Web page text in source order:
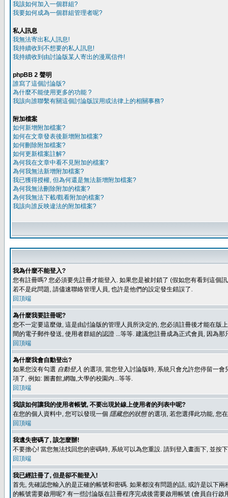
我該如何加入一個群組?
我要如何成為一個群組管理者呢?
私人訊息
我無法寄出私人訊息!
我持續收到不想要的私人訊息!
我持續收到由討論版某人寄出的漫罵信件!
phpBB 2 聲明
誰寫了這個討論版?
為什麼不能使用更多的功能 ?
我該向誰聯繫有關這個討論版誤用或法律上的相關事務?
附加檔案
如何新增附加檔案?
如何在文章發表後新增附加檔案?
如何刪除附加檔案?
如何更新檔案註解?
為何我在文章中看不見附加的檔案?
為何我無法新增附加檔案?
我已獲得授權, 但為何還是無法新增附加檔案?
為何我無法刪除附加的檔案?
為何我無法下載/觀看附加的檔案?
我該向誰反映違法的附加檔案?
我為什麼不能登入?
您有註冊嗎? 您必須要先註冊才能登入. 如果您是被封鎖了 (假如您有看到這個
若不是此問題, 請儘速聯絡管理人員, 也許是他們的設定發生錯誤了.
回頂端
為什麼我要註冊呢?
您不一定要這麼做, 這是由討論版的管理人員所決定的, 您必須註冊後才能在版
間的電子郵件發送, 使用者群組的認證 ...等等. 建議您註冊成為正式會員, 因為
回頂端
為什麼我會自動登出?
如果您沒有勾選 自動登入 的選項, 當您登入討論版時, 系統只會允許您停留一
項了, 例如: 圖書館,網咖,大學的校園內...等等.
回頂端
我該如何讓我的使用者帳號, 不要出現於線上使用者的列表中呢?
在您的個人資料中, 您可以發現一個 隱藏您的狀態的選項, 若您選擇此功能, 您
回頂端
我遺失密碼了, 該怎麼辦!
不要擔心! 當您無法找回您的密碼時, 系統可以為您重設. 請到登入畫面下, 並按下
回頂端
我已經註冊了, 但是卻不能登入!
首先, 先確認您輸入的是正確的帳號和密碼. 如果都沒有問題的話, 或許是以下
的帳號需要啟用呢? 有一些討論版在註冊程序完成後需要啟用帳號 (會員自行